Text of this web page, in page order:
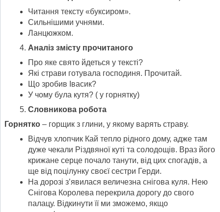
Читання тексту «буксиром».
Сильнішими учнями.
Ланцюжком.
Аналіз змісту прочитаного
Про яке свято йдеться у тексті?
Які страви готувала господиня. Прочитай.
Що зробив Івасик?
У чому була кутя? ( у горнятку)
Словникова робота
Горнятко – горщик з глини, у якому варять страву.
Відчув хлопчик Кай тепло рідного дому, адже там
дуже чекали Різдвяної куті та солодощів. Враз його
крижане серце почало танути, від цих спогадів, а
ще від поцілунку своєї сестри Герди.
На дорозі з’явилася величезна снігова куля. Нею
Снігова Королева перекрила дорогу до свого
палацу. Відкинути її ми зможемо, якщо